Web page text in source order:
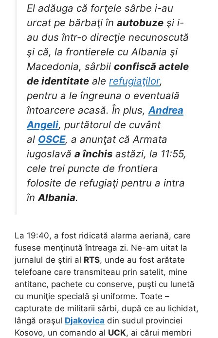
El adăuga că forţele sârbe i-au
urcat pe bărbaţi în autobuze şi i-
au dus într-o direcţie necunoscută
şi că, la frontierele cu Albania şi
Macedonia, sârbii confiscă actele
de identitate ale refugiaţilor,
pentru a le îngreuna o eventuală
întoarcere acasă. În plus, Andrea
Angeli, purtătorul de cuvânt
al OSCE, a anunţat că Armata
iugoslavă a închis astăzi, la 11:55,
cele trei puncte de frontiera
folosite de refugiaţi pentru a intra
în Albania.
La 19:40, a fost ridicată alarma aeriană, care
fusese menţinută întreaga zi. Ne-am uitat la
jurnalul de ştiri al RTS, unde au fost arătate
telefoane care transmiteau prin satelit, mine
antitanc, pachete cu conserve, puşti cu lunetă
cu muniţie specială şi uniforme. Toate –
capturate de militarii sârbi, după ce au lichidat,
lângă oraşul Djakovica din sudul provinciei
Kosovo, un comando al UCK, ai cărui membri